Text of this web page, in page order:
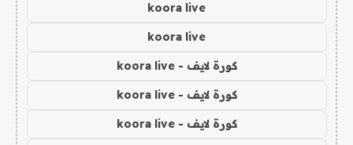
koora live
koora live
كورة لايف - koora live
كورة لايف - koora live
كورة لايف - koora live